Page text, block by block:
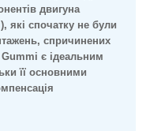
двигуна
які спочатку не були
спричинених
є ідеальним
її основними